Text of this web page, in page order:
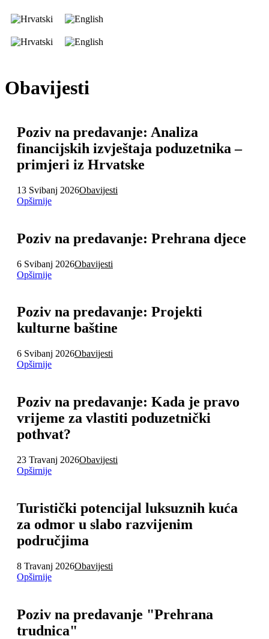
Obavijesti
Poziv na predavanje: Analiza
financijskih izvještaja poduzetnika –
primjeri iz Hrvatske
13 Svibanj 2026Obavijesti
Opširnije
Poziv na predavanje: Prehrana djece
6 Svibanj 2026Obavijesti
Opširnije
Poziv na predavanje: Projekti
kulturne baštine
6 Svibanj 2026Obavijesti
Opširnije
Poziv na predavanje: Kada je pravo
vrijeme za vlastiti poduzetnički
pothvat?
23 Travanj 2026Obavijesti
Opširnije
Turistički potencijal luksuznih kuća
za odmor u slabo razvijenim
područjima
8 Travanj 2026Obavijesti
Opširnije
Poziv na predavanje "Prehrana
trudnica"